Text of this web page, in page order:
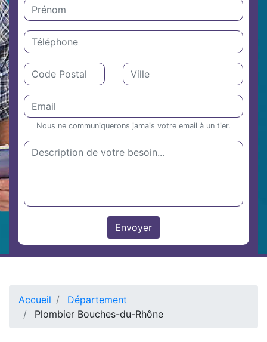
Nous ne communiquerons jamais votre email à un tier.
Accueil
Département
Plombier Bouches-du-Rhône